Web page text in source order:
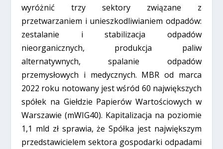
wyróżnić trzy sektory związane z
przetwarzaniem i unieszkodliwianiem odpadów:
zestalanie i stabilizacja odpadów
nieorganicznych, produkcja paliw
alternatywnych, spalanie odpadów
przemysłowych i medycznych. MBR od marca
2022 roku notowany jest wśród 60 największych
spółek na Giełdzie Papierów Wartościowych w
Warszawie (mWIG40). Kapitalizacja na poziomie
1,1 mld zł sprawia, że Spółka jest największym
przedstawicielem sektora gospodarki odpadami